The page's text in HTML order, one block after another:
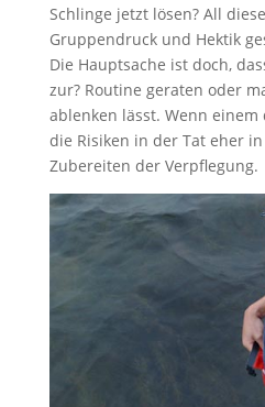
Schlinge jetzt lösen? All
Gruppendruck und Hektik
Die Hauptsache ist doch,
zur? Routine geraten oder
ablenken lässt. Wenn einem
die Risiken in der Tat eher
Zubereiten der Verpflegung.